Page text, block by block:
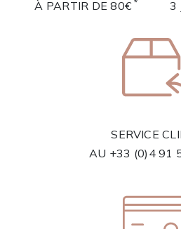
À PARTIR DE 80€ *
3
SERVICE
AU +33 (0)4 91